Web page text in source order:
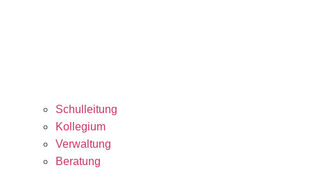
Schulleitung
Kollegium
Verwaltung
Beratung